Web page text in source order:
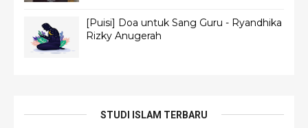
[Puisi] Doa untuk Sang Guru - Ryandhika
Rizky Anugerah
STUDI ISLAM TERBARU